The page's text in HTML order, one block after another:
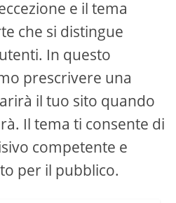
e il tema
che si distingue
In questo
prescrivere una
il tuo sito quando
Il tema ti consente di
competente e
per il pubblico.